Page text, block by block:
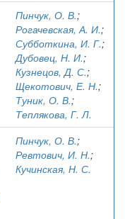
Пинчук, О. В.;
Рогачевская, А. И.;
Субботкина, И. Г.;
Дубовец, Н. И.;
Кузнецов, Д. С.;
Щекотович, Е. Н.;
Туник, О. В.;
Теплякова, Г. Л.
Пинчук, О. В.;
Ревтович, И. Н.;
Кучинская, Н. С.